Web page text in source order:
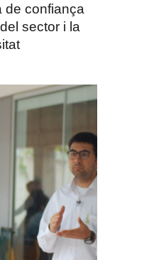
de confiança
sector i la